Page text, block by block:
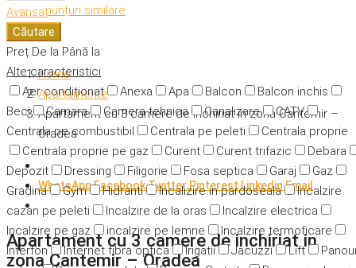
Avansat
Căutare
Preț De la Până la
Alte caracteristici
Aer condiționat
Anexa Apa Balcon
Balcon inchis
Beci
Camara Camera tehnica Canalizare
CATV
Centrala pe combustibil
Centrala pe peleti
Centrala proprie
Centrala proprie pe gaz
Curent Curent trifazic
Debara
Depozit
Dressing Filigorie Fosa septica Garaj
Gaz
Gradina
Gym Hidranti Incalizire in pardoseala
Incalzire
cazan pe peleti
Incalzire de la oras
Incalzire electrica
Incalzire pe gaz
incalzire pe lemne
Incalzire termoficare
Interfon
Internet fibra optica Irigatii Jacuzzi Lift
Anunțuri similare
Home
Apartamente
Apartament cu 3 camere de inchiriat in zona Cantemir –
Oradea
WhatsAppFacebookTwitter Pinterest LinkedinEmail
Apartament cu 3 camere de inchiriat in
zona Cantemir – Oradea